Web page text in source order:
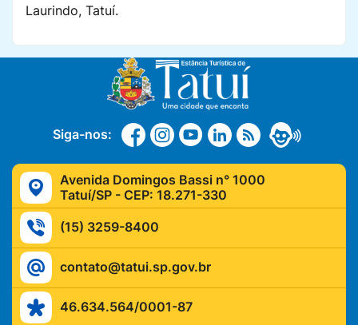
Laurindo, Tatuí.
Siga-nos:
Avenida Domingos Bassi n° 1000
Tatuí/SP - CEP: 18.271-330
(15) 3259-8400
contato@tatui.sp.gov.br
46.634.564/0001-87